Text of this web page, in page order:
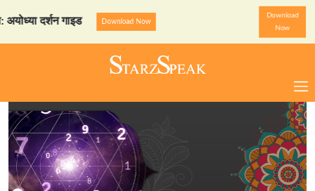
दर्शन गाइड Download Now
Download
Now